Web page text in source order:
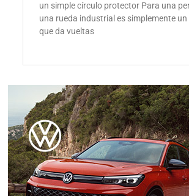
un simple círculo protector Para una
una rueda industrial es simplemente
que da vueltas